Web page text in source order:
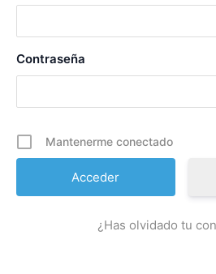
Contraseña
Mantenerme conectado
¿Has olvidado tu